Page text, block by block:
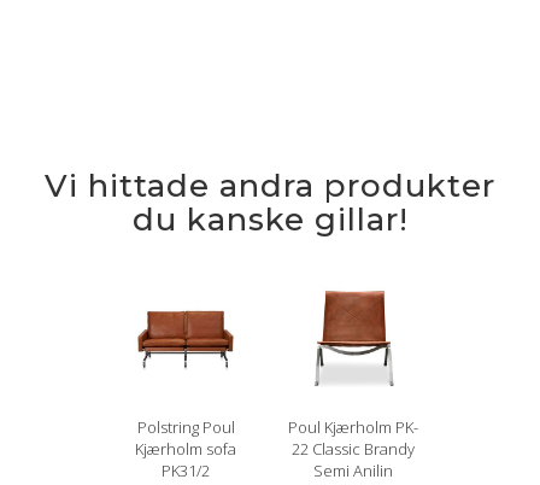
Vi hittade andra produkter
du kanske gillar!
Polstring Poul
Kjærholm sofa
PK31/2
Poul Kjærholm PK-
22 Classic Brandy
Semi Anilin